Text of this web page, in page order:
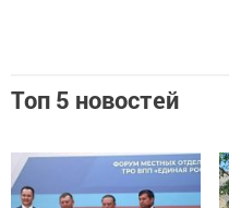
Топ 5 новостей